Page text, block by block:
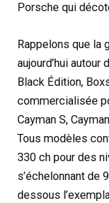
Porsche qui
Rappelons que la
aujourd’hui
Black Édition,
commercialisée
Cayman S,
Tous modèles
330 ch pour des
s’échelonnant de
dessous